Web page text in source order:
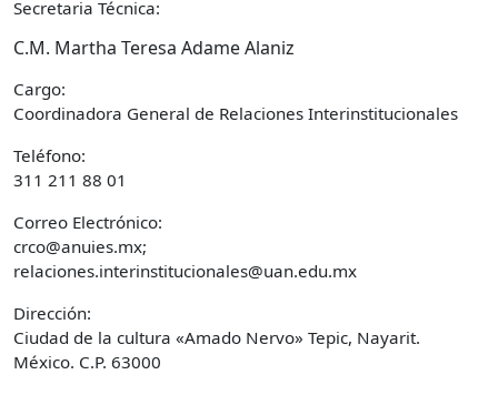
Secretaria Técnica:
C.M. Martha Teresa Adame Alaniz
Cargo:
Coordinadora General de Relaciones Interinstitucionales
Teléfono:
311 211 88 01
Correo Electrónico:
crco@anuies.mx;
relaciones.interinstitucionales@uan.edu.mx
Dirección:
Ciudad de la cultura «Amado Nervo» Tepic, Nayarit.
México. C.P. 63000